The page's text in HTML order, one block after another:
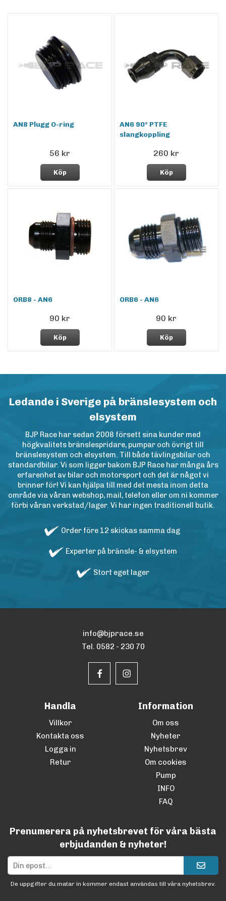
AN8 Plugg O-ring
56 kr
Köp
AN6 90° PTFE
slangkoppling
260 kr
Köp
ORB8 - AN6
90 kr
Köp
ORB6 - AN6
90 kr
Köp
Ledande i Sverige på bränslesystem och
elsystem
BJP Race har sedan 2008 försett sina kunder med
högkvalitets bränslespridare, pumpar och övrigt till
bränslesystem och elsystem. Till både tävlingsbilar och
standardbilar. Vi som ligger bakom BJP Race har många års
erfarenhet av bilar och motorsport och det är något vi
brinner för! Vi kan hjälpa till med det mesta inom detta
område via våran webshop, mail, telefon eller om ni kommer
förbi våran verkstad/lager. Vi har ingen traditionell butik.
Order före 12 skickas samma dag
Experter på bränsle- & elsystem
Stort eget lager
info@bjprace.se
Tel. 0582 - 230 70
Handla
Villkor
Kontakta oss
Logga in
Retur
Information
Om oss
Nyheter
Nyhetsbrev
Om cookies
Pump
INFO
FAQ
Prenumerera på nyhetsbrevet för våra bästa
erbjudanden & nyheter!
De uppgifter du matar in kommer endast användas till våra nyhetsbrev.